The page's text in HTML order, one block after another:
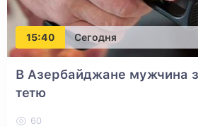
15:40 Сегодня
В Азербайджане мужчина
тетю
60